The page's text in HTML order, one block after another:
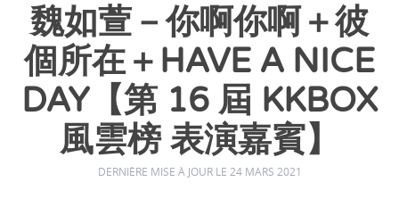
魏如萱－你啊你啊＋彼
個所在＋HAVE A NICE
DAY【第 16 屆 KKBOX
風雲榜 表演嘉賓】
DERNIÈRE MISE À JOUR LE 24 MARS 2021